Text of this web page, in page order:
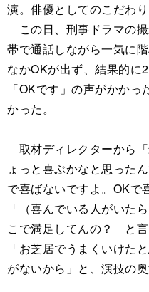
演。俳優としてのこだわり
この日、刑事ドラマの
帯で通話しながら一気に
なかOKが出ず、結果的に
「OKです」の声がかか
かった。
取材ディレクターから
ょっと喜ぶかなと思った
で喜ばないですよ。OKで
「（喜んでいる人がい
こで満足してんの？ と
「お芝居でうまくいけた
がないから」と、演技の